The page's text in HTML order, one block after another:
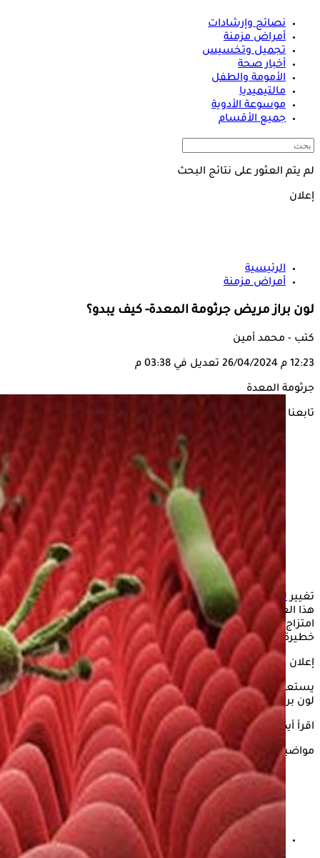
نصائح وإرشادات
أمراض مزمنة
تجميل وتخسيس
أخبار صحة
الأمومة والطفل
مالتيميديا
موسوعة الأدوية
جميع الأقسام
لم يتم العثور على نتائج البحث
إعلان
الرئيسية
أمراض مزمنة
لون براز مريض جرثومة المعدة- كيف يبدو؟
كتب - محمد أمين
12:23 م 26/04/2024 تعديل في 03:38 م
جرثومة المعدة
تابعنا على
تغييرلون البراز عن لونه الطبيعي، من الأمور التي تثير قلق من ينتابه
هذا العرض، لأنه سرعان ما يدور في ذهنه أن السبب وراء هذا هو
امتزاج الدم مع البراز، وهذا يعني أنه يعاني من أمراض هضمية
خطيرة.
إعلان
يستعرض "الكونسلتو" في السطور التالية، الإجابة حول كيف يبدو
لون براز مريض جرثومة المعدة؟
اقرأ أيضًا: المسموح والممنوع من الأطعمة لمرضى جرثومة المعدة
مواضيع ذات صلة